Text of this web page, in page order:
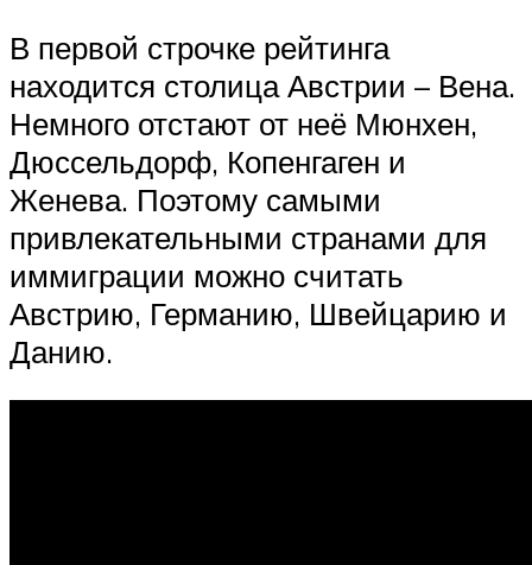
В первой строчке рейтинга
находится столица Австрии – Вена.
Немного отстают от неё Мюнхен,
Дюссельдорф, Копенгаген и
Женева. Поэтому самыми
привлекательными странами для
иммиграции можно считать
Австрию, Германию, Швейцарию и
Данию.